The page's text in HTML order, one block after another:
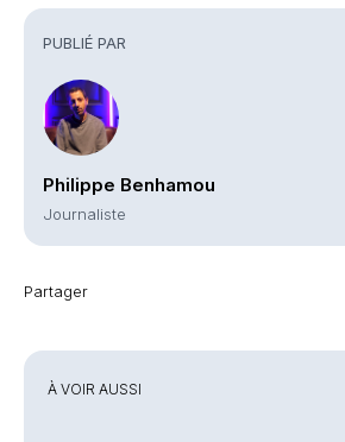
PUBLIÉ PAR
Philippe Benhamou
Journaliste
Partager
À VOIR AUSSI